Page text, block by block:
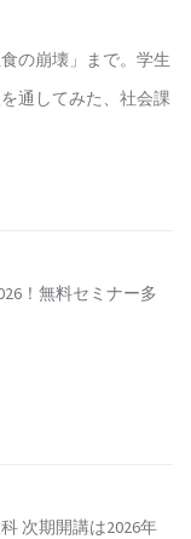
の崩壊」まで。学生
通してみた、社会課
！無料セミナー多
次期開講は2026年